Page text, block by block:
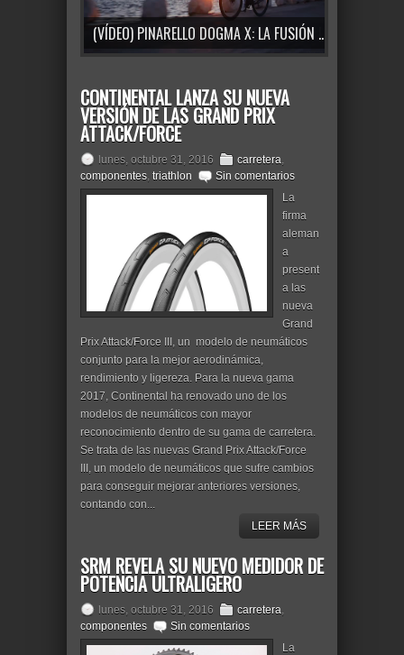
(VÍDEO) PINARELLO DOGMA X: LA FUSIÓN PERFECTA ENTRE RESISTENCIA Y GRAN RENDIMIENTO
CONTINENTAL LANZA SU NUEVA
VERSIÓN DE LAS GRAND PRIX
ATTACK/FORCE
lunes, octubre 31, 2016 carretera,
componentes, triathlon
Sin comentarios
La
firma
aleman
a
present
a las
nueva
Grand
Prix Attack/Force III, un modelo de neumáticos
conjunto para la mejor aerodinámica,
rendimiento y ligereza. Para la nueva gama
2017, Continental ha renovado uno de los
modelos de neumáticos con mayor
reconocimiento dentro de su gama de carretera.
Se trata de las nuevas Grand Prix Attack/Force
III, un modelo de neumáticos que sufre cambios
para conseguir mejorar anteriores versiones,
contando con...
LEER MÁS
SRM REVELA SU NUEVO MEDIDOR DE
POTENCIA ULTRALIGERO
lunes, octubre 31, 2016 carretera,
componentes
Sin comentarios
La